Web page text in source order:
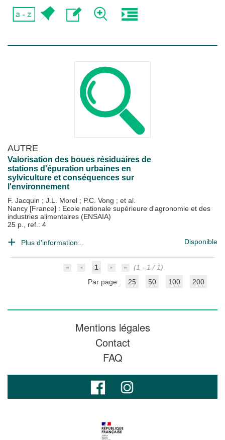
AUTRE
Valorisation des boues résiduaires de
stations d'épuration urbaines en
sylviculture et conséquences sur
l'environnement
F. Jacquin ; J.L. Morel ; P.C. Vong ; et al.
Nancy [France] : Ecole nationale supérieure d'agronomie et des
industries alimentaires (ENSAIA)
25 p., ref.: 4
Plus d'information... Disponible
1
(1 - 1 / 1)
Par page :
25 50 100 200
Mentions légales
Contact
FAQ